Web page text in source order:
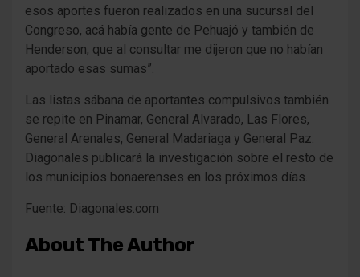
esos aportes fueron realizados en una sucursal del
Congreso, acá había gente de Pehuajó y también de
Henderson, que al consultar me dijeron que no habían
aportado esas sumas”.
Las listas sábana de aportantes compulsivos también
se repite en Pinamar, General Alvarado, Las Flores,
General Arenales, General Madariaga y General Paz.
Diagonales publicará la investigación sobre el resto de
los municipios bonaerenses en los próximos días.
Fuente: Diagonales.com
About The Author